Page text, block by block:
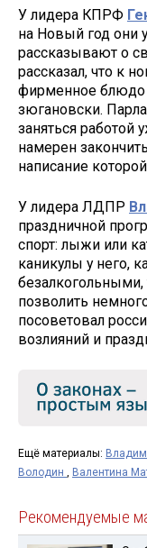
У лидера КПРФ
на Новый год они
рассказывают о
рассказал, что к
фирменное блюдо
зюгановски.
заняться работой
намерен
написание
У лидера ЛДПР
праздничной
спорт: лыжи или
каникулы у него,
позволить
посоветовал
возлияний и
Ещё материалы:
Володин , Валентина
Рекомендуемые